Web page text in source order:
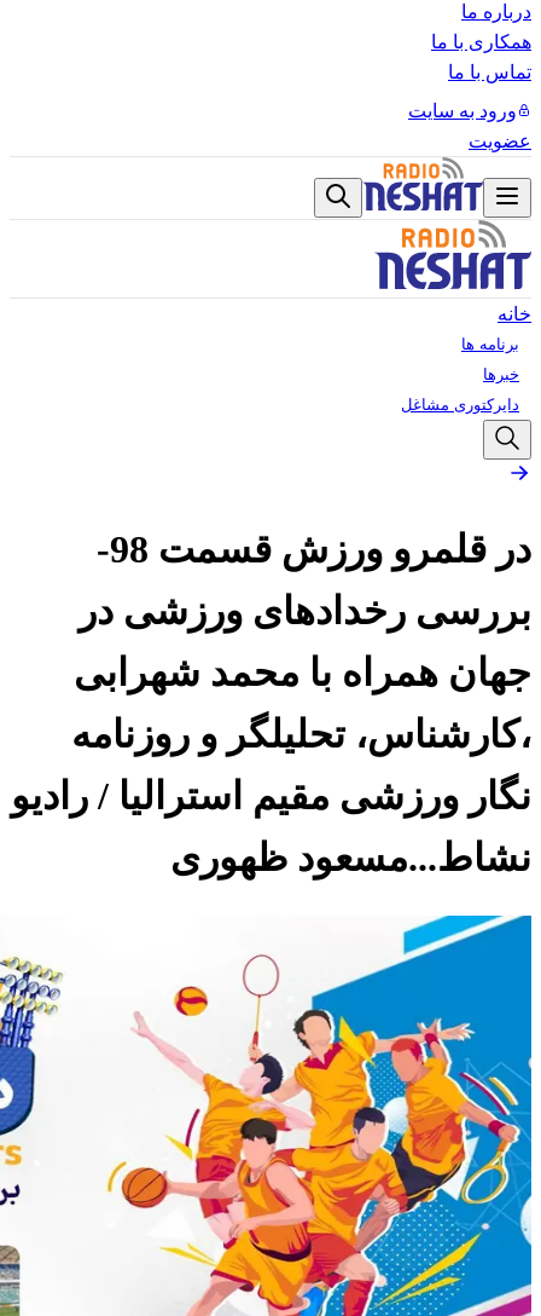
درباره ما
همکاری با ما
تماس با ما
ورود به سایت
عضویت
خانه
برنامه ها
خبرها
دایرکتوری مشاغل
در قلمرو ورزش قسمت 98-
بررسی رخدادهای ورزشی در
جهان همراه با محمد شهرابی
،کارشناس، تحلیلگر و روزنامه
نگار ورزشی مقیم استرالیا / رادیو
نشاط...مسعود ظهوری